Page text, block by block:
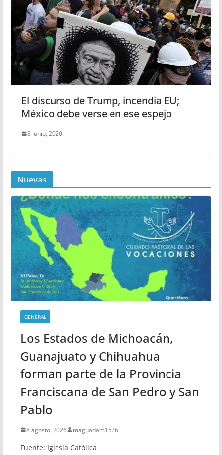
El discurso de Trump, incendia EU;
México debe verse en ese espejo
8 junio, 2020
Nuevas
GENERAL
Los Estados de Michoacán,
Guanajuato y Chihuahua
forman parte de la Provincia
Franciscana de San Pedro y San
Pablo
8 agosto, 2026 maguadam1526
Fuente: Iglesia Católica